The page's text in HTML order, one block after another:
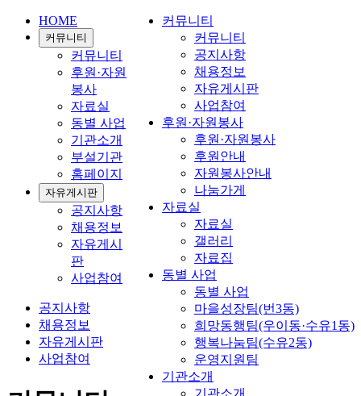
커뮤니티
커뮤니티
공지사항
채용정보
자유게시판
사업참여
후원·자원봉사
후원·자원봉사
후원안내
자원봉사안내
나눔가게
자료실
자료실
갤러리
자료집
동별 사업
동별 사업
마을성장팀(번3동)
희망동행팀(우이동·수유1동)
행복나눔팀(수유2동)
운영지원팀
기관소개
기관소개
HOME
커뮤니티
커뮤니티
후원·자원
봉사
자료실
동별 사업
기관소개
부설기관
홈페이지
자유게시판
공지사항
채용정보
자유게시
판
사업참여
공지사항
채용정보
자유게시판
사업참여